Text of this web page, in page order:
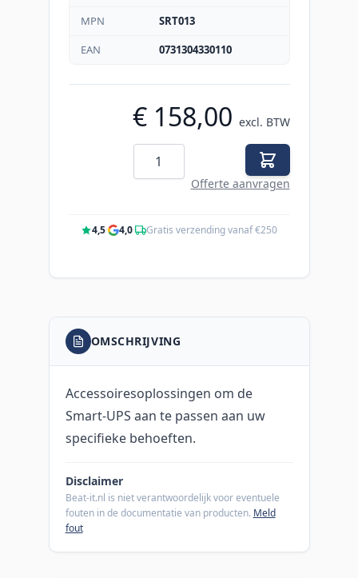
MPN
SRT013
EAN
0731304330110
€ 158,00 excl. BTW
Aantal
Offerte aanvragen
4,5· 4,0· Gratis verzending vanaf €250
OMSCHRIJVING
Accessoiresoplossingen om de
Smart-UPS aan te passen aan uw
specifieke behoeften.
Disclaimer
Beat-it.nl is niet verantwoordelijk voor eventuele
fouten in de documentatie van producten. Meld
fout